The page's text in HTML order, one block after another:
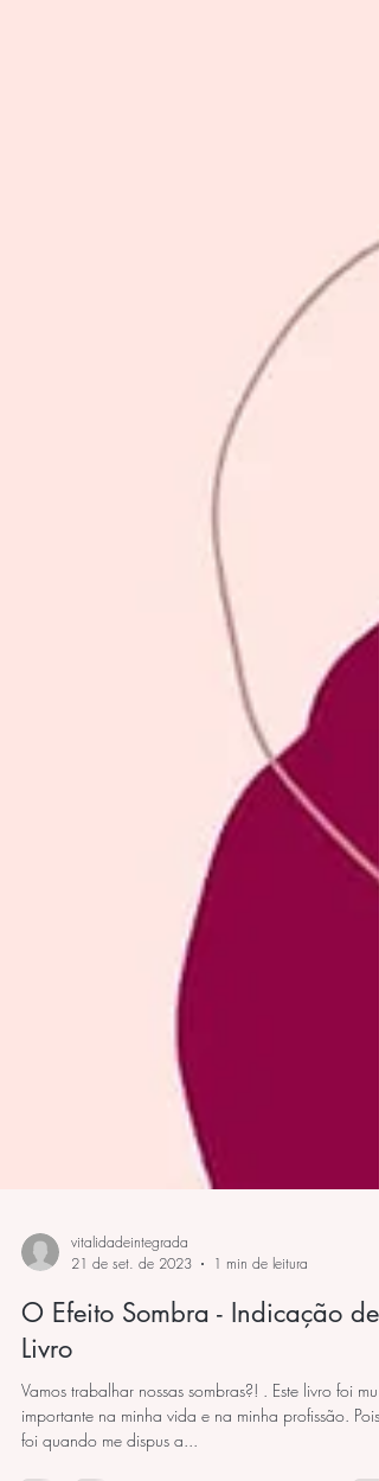
vitalidadeintegrada
21 de set. de 2023
1 min de leitura
O Efeito Sombra - Indicação de
Livro
Vamos trabalhar nossas sombras?! . Este livro foi